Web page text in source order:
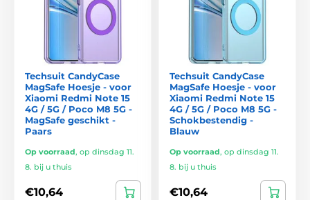
Techsuit CandyCase
MagSafe Hoesje - voor
Xiaomi Redmi Note 15
4G / 5G / Poco M8 5G -
MagSafe geschikt -
Paars
Op voorraad, op dinsdag 11.
8. bij u thuis
€10,64
Techsuit CandyCase
MagSafe Hoesje - voor
Xiaomi Redmi Note 15
4G / 5G / Poco M8 5G -
Schokbestendig -
Blauw
Op voorraad, op dinsdag 11.
8. bij u thuis
€10,64